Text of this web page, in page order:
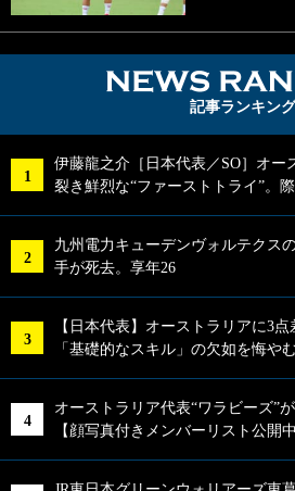
記事ランキング
伊藤龍之介［日本代表／SO］オー
裂き鮮烈な“ファーストトライ”。
九州電力キューデンヴォルテクス
手が死去。享年26
【日本代表】オーストラリアに3
「基礎的なスキル」の欠如を悔や
オーストラリア代表“ワラビーズ”
【顔写真付きメンバーリスト公開中